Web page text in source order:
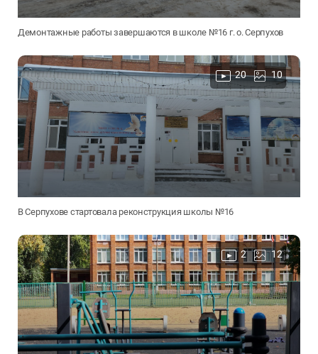
Демонтажные работы завершаются в школе №16 г. о. Серпухов
20 10
В Серпухове стартовала реконструкция школы №16
2 12